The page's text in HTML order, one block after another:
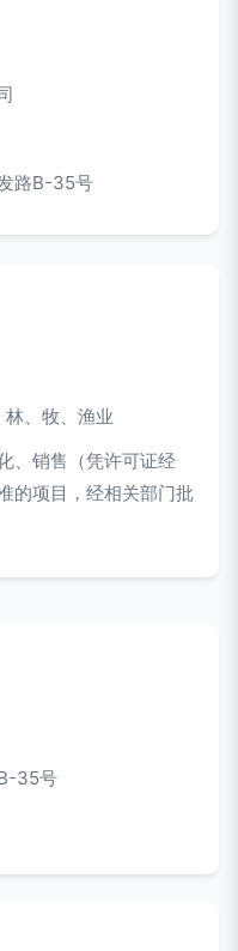
路B-35号
、牧、渔业
、销售（凭许可证经
的项目，经相关部门批
35号